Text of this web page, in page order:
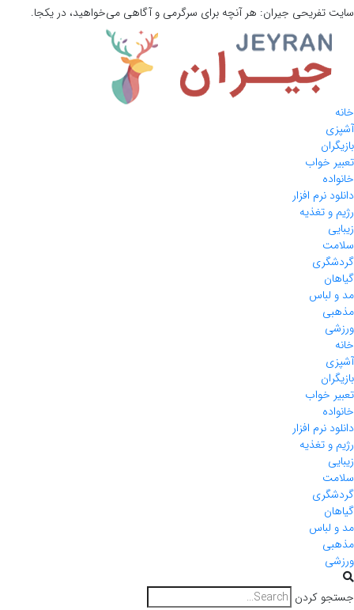
سایت تفریحی جیران: هر آنچه برای سرگرمی و آگاهی می‌خواهید، در یکجا.
خانه
آشپزی
بازیگران
تعبیر خواب
خانواده
دانلود نرم افزار
رژیم و تغذیه
زیبایی
سلامت
گردشگری
گیاهان
مد و لباس
مذهبی
ورزشی
خانه
آشپزی
بازیگران
تعبیر خواب
خانواده
دانلود نرم افزار
رژیم و تغذیه
زیبایی
سلامت
گردشگری
گیاهان
مد و لباس
مذهبی
ورزشی
جستجو کردن